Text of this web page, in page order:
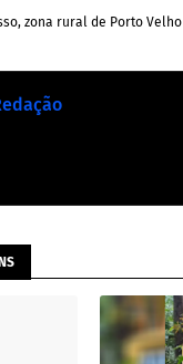
zona rural de Porto Velho